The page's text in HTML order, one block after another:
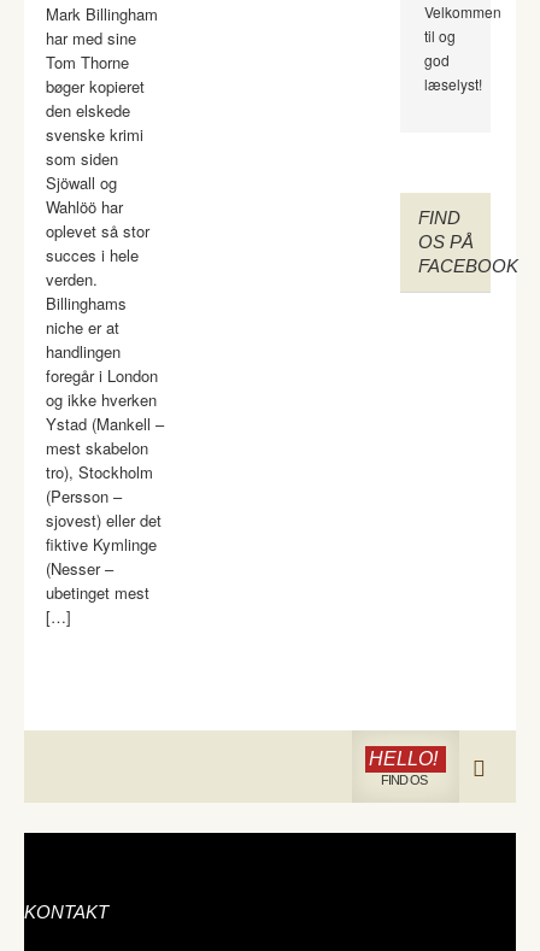
Mark Billingham
har med sine
Tom Thorne
bøger kopieret
den elskede
svenske krimi
som siden
Sjöwall og
Wahlöö har
oplevet så stor
succes i hele
verden.
Billinghams
niche er at
handlingen
foregår i London
og ikke hverken
Ystad (Mankell –
mest skabelon
tro), Stockholm
(Persson –
sjovest) eller det
fiktive Kymlinge
(Nesser –
ubetinget mest
[…]
Velkommen
til og
god
læselyst!
FIND
OS PÅ
FACEBOOK
HELLO!
FIND OS
KONTAKT